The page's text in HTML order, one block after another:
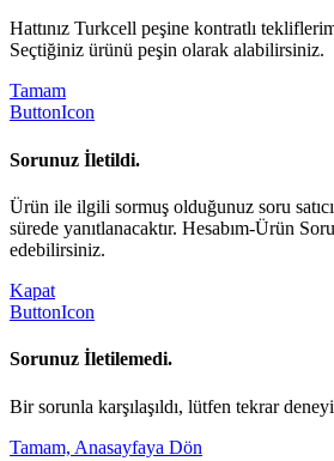
Hattınız Turkcell peşine kontratlı
Seçtiğiniz ürünü peşin olarak alabilirsiniz.
Tamam
ButtonIcon
Sorunuz İletildi.
Ürün ile ilgili sormuş olduğunuz soru
sürede yanıtlanacaktır. Hesabım-Ürün
edebilirsiniz.
Kapat
ButtonIcon
Sorunuz İletilemedi.
Bir sorunla karşılaşıldı, lütfen tekrar
Tamam, Anasayfaya Dön